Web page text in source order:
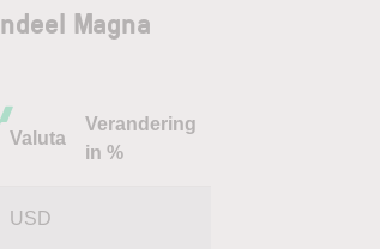
Magna
Valuta
Verandering
in %
USD